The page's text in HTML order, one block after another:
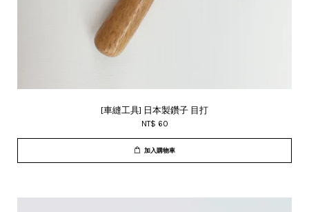
[車縫工具] 日本製鑽子 目打
NT$ 60
加入購物車